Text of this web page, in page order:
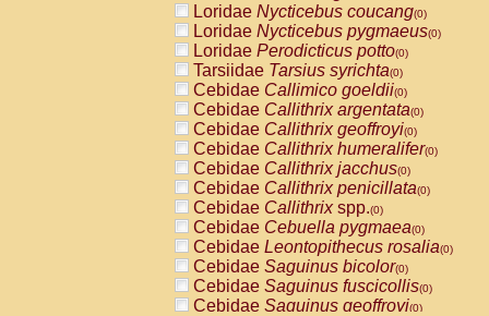
Loridae Nycticebus coucang(0)
Loridae Nycticebus pygmaeus(0)
Loridae Perodicticus potto(0)
Tarsiidae Tarsius syrichta(0)
Cebidae Callimico goeldii(0)
Cebidae Callithrix argentata(0)
Cebidae Callithrix geoffroyi(0)
Cebidae Callithrix humeralifer(0)
Cebidae Callithrix jacchus(0)
Cebidae Callithrix penicillata(0)
Cebidae Callithrixspp.(0)
Cebidae Cebuella pygmaea(0)
Cebidae Leontopithecus rosalia(0)
Cebidae Saguinus bicolor(0)
Cebidae Saguinus fuscicollis(0)
Cebidae Saguinus geoffroyi(0)